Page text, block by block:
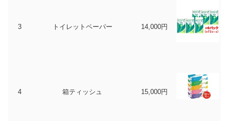
3 トイレットペーパー 14,000円
4 箱ティッシュ 15,000円